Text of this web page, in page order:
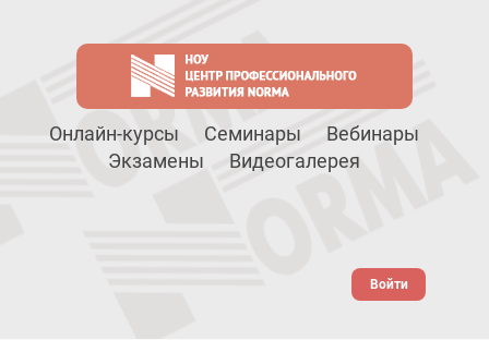
Онлайн-курсы Семинары
Вебинары
Экзамены
Видеогалерея
Войти